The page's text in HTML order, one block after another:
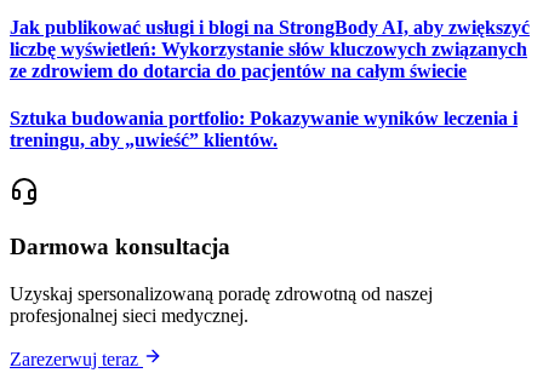
Jak publikować usługi i blogi na StrongBody AI, aby zwiększyć
liczbę wyświetleń: Wykorzystanie słów kluczowych związanych
ze zdrowiem do dotarcia do pacjentów na całym świecie
Sztuka budowania portfolio: Pokazywanie wyników leczenia i
treningu, aby „uwieść” klientów.
Darmowa konsultacja
Uzyskaj spersonalizowaną poradę zdrowotną od naszej
profesjonalnej sieci medycznej.
Zarezerwuj teraz